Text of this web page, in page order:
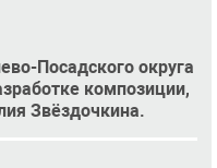
Посадского округа
композиции,
Звёздочкина.